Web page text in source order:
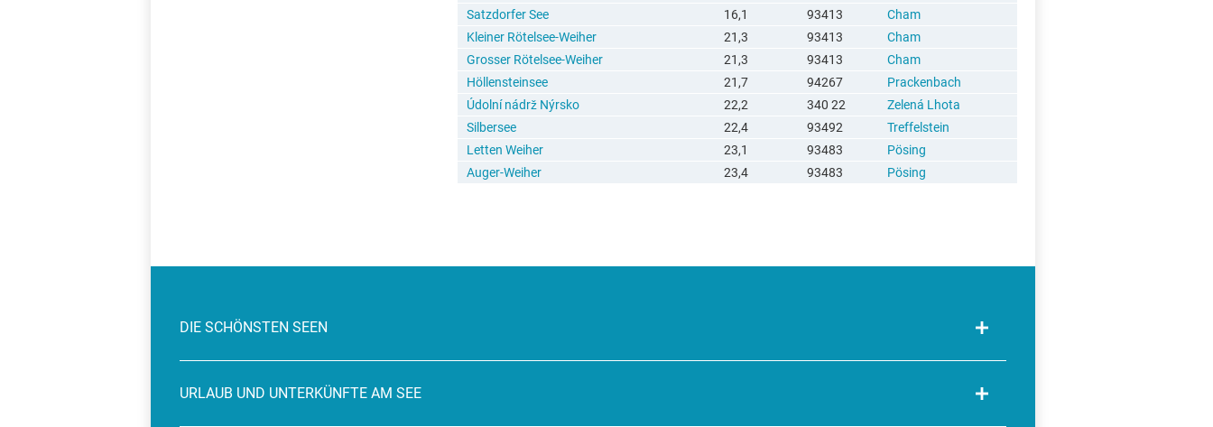
Satzdorfer See
16,1 93413
Cham
Kleiner Rötelsee-Weiher
21,3 93413
Cham
Grosser Rötelsee-Weiher
21,3 93413
Cham
Höllensteinsee
21,7 94267
Prackenbach
Údolní nádrž Nýrsko
22,2 340 22
Zelená Lhota
Silbersee
22,4 93492
Treffelstein
Letten Weiher
23,1 93483
Pösing
Auger-Weiher
23,4 93483 Pösing
DIE SCHÖNSTEN SEEN
URLAUB UND UNTERKÜNFTE AM SEE